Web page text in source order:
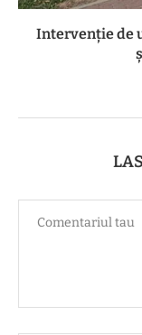
Intervenție de